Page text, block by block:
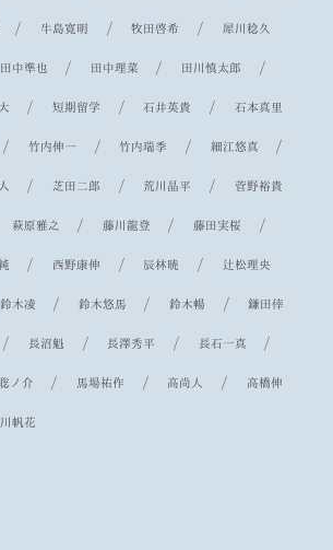
/ 牛島寛明 /牧田啓希 / 犀川稔久
田中準也 / 田中理菜 / 田川慎太郎 /
/短期留学 / 石井英貴 / 石本真里
竹内伸一 /竹内瑞季 / 細江悠真 /
/ 芝田二郎 / 荒川晶平 / 菅野裕貴
萩原雅之 / 藤川龍登 / 藤田実桜 /
/ 西野康伸 / 辰林暁 / 辻松理央
鈴木凌 /鈴木悠馬 /鈴木暢 /鎌田倖
長沼魁 / 長澤秀平 / 長石一真 /
ノ介 / 馬場祐作 / 高尚人 / 高橋伸
帆花